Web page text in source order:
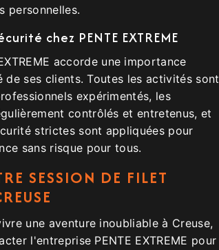
personnelles.
chez PENTE EXTREME
accorde une importance
de ses clients. Toutes les activités sont
expérimentés, les
contrôlés et entretenus, et
strictes sont appliquées pour
sans risque pour tous.
SESSION DE FILET
une aventure inoubliable à Creuse,
l'entreprise PENTE EXTREME pour